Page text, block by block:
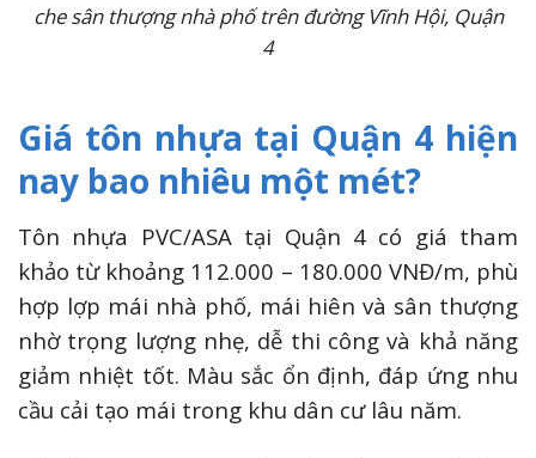
che sân thượng nhà phố trên đường Vĩnh Hội, Quận
4
Giá tôn nhựa tại Quận 4 hiện
nay bao nhiêu một mét?
Tôn nhựa PVC/ASA tại Quận 4 có giá tham
khảo từ khoảng 112.000 – 180.000 VNĐ/m, phù
hợp lợp mái nhà phố, mái hiên và sân thượng
nhờ trọng lượng nhẹ, dễ thi công và khả năng
giảm nhiệt tốt. Màu sắc ổn định, đáp ứng nhu
cầu cải tạo mái trong khu dân cư lâu năm.